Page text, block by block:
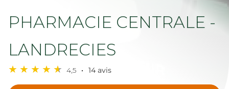
PHARMACIE CENTRALE -
LANDRECIES
4,5 14 avis